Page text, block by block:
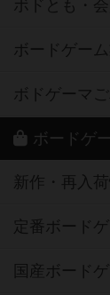
ボドとも・
ボードゲー
ボドゲーマ
ボードゲ
新作・再入
定番ボード
国産ボード